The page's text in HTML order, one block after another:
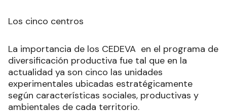
Los cinco centros
La importancia de los CEDEVA en el programa de
diversificación productiva fue tal que en la
actualidad ya son cinco las unidades
experimentales ubicadas estratégicamente
según características sociales, productivas y
ambientales de cada territorio.